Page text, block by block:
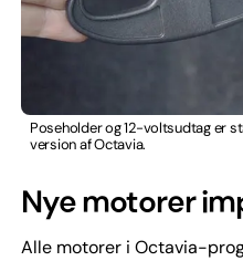
Poseholder og 12-voltsudtag er
version af Octavia.
Nye motorer
Alle motorer i Octavia-